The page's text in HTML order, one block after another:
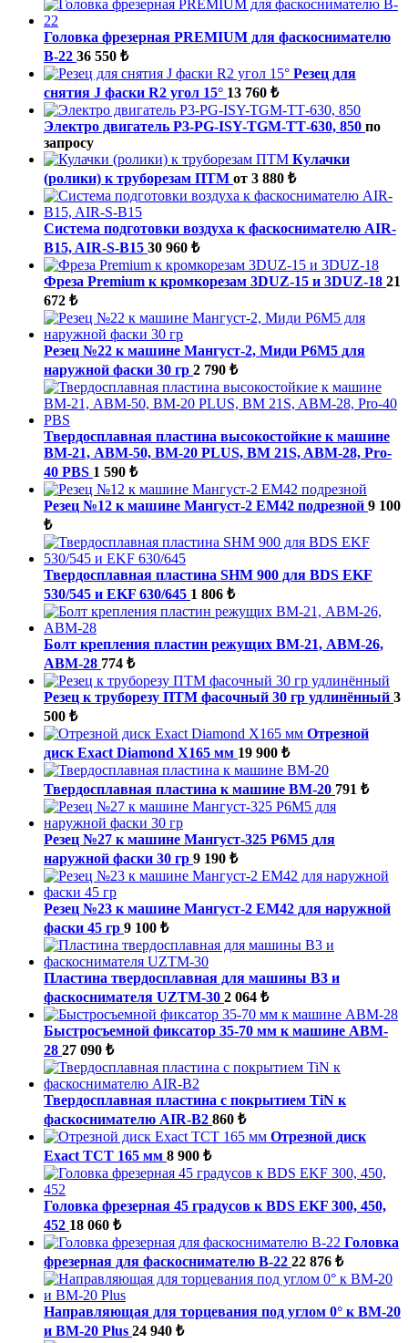
Головка фрезерная PREMIUM для фаскоснимателю
B-22 36 550 ₺
Резец для
снятия J фаски R2 угол 15° 13 760 ₺
Электро двигатель P3-PG-ISY-TGM-ТТ-630, 850 по
запросу
Кулачки
(ролики) к труборезам ПТМ от 3 880 ₺
Система подготовки воздуха к фаскоснимателю AIR-
B15, AIR-S-B15 30 960 ₺
Фреза Premium к кромкорезам 3DUZ-15 и 3DUZ-18 21
672 ₺
Резец №22 к машине Мангуст-2, Миди Р6М5 для
наружной фаски 30 гр 2 790 ₺
Твердосплавная пластина высокостойкие к машине
ВМ-21, ABM-50, BM-20 PLUS, BM 21S, ABM-28, Pro-
40 PBS 1 590 ₺
Резец №12 к машине Мангуст-2 ЕМ42 подрезной 9 100
₺
Твердосплавная пластина SHM 900 для BDS EKF
530/545 и EKF 630/645 1 806 ₺
Болт крепления пластин режущих ВМ-21, ABM-26,
ABM-28 774 ₺
Резец к труборезу ПТМ фасочный 30 гр удлинённый 3
500 ₺
Отрезной
диск Exact Diamond X165 мм 19 900 ₺
Твердосплавная пластина к машине ВМ-20 791 ₺
Резец №27 к машине Мангуст-325 Р6М5 для
наружной фаски 30 гр 9 190 ₺
Резец №23 к машине Мангуст-2 ЕМ42 для наружной
фаски 45 гр 9 100 ₺
Пластина твердосплавная для машины B3 и
фаскоснимателя UZTM-30 2 064 ₺
Быстросъемной фиксатор 35-70 мм к машине ABM-
28 27 090 ₺
Твердосплавная пластина с покрытием TiN к
фаскоснимателю AIR-B2 860 ₺
Отрезной диск
Exact TCT 165 мм 8 900 ₺
Головка фрезерная 45 градусов к BDS EKF 300, 450,
452 18 060 ₺
Головка
фрезерная для фаскоснимателю B-22 22 876 ₺
Направляющая для торцевания под углом 0° к ВМ-20
и BM-20 Plus 24 940 ₺